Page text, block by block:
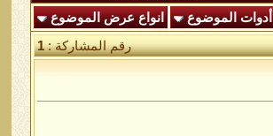
أدوات الموضوع
انواع عرض الموضوع
رقم المشاركة :1